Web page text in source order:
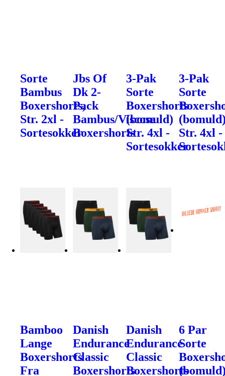
Sorte
Bambus
Boxershorts,
Str. 2xl -
Sortesokker
Jbs Of
Dk 2-
Pack
Bambus/Viscose
Boxershorts
3-Pak
Sorte
Boxershorts
(bomuld)
Str. 4xl -
Sortesokker
3-Pak
Sorte
Str. 4xl -
Bamboo
Lange
Boxershorts
Fra
Danish
Endurance
Classic
Boxershorts
Danish
Endurance
Classic
Boxershorts
6 Par
Sorte